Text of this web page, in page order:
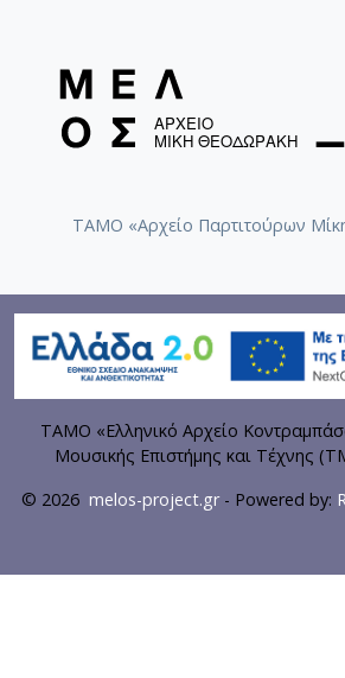
ΤΑΜΟ «Αρχείο Παρτιτούρων
ΤΑΜΟ «Ελληνικό Αρχείο
Μουσικής Επιστήμης και Τέχνης
© 2026 melos-project.gr- Powered by: